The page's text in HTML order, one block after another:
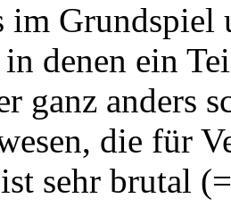
im
denen ein
ganz anders
die für
sehr brutal